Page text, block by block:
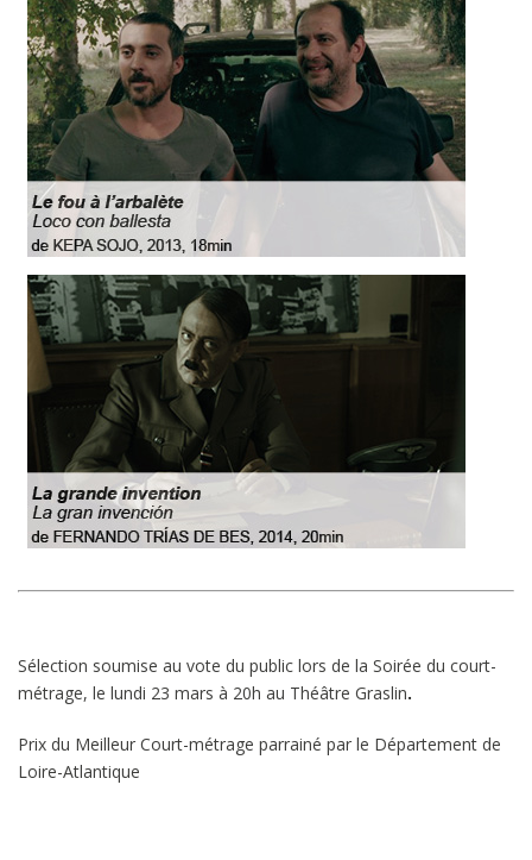
Sélection soumise au vote du public lors de la Soirée du court-
métrage, le lundi 23 mars à 20h au Théâtre Graslin.
Prix du Meilleur Court-métrage parrainé par le Département de
Loire-Atlantique